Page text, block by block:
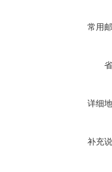
常用
详细
补充